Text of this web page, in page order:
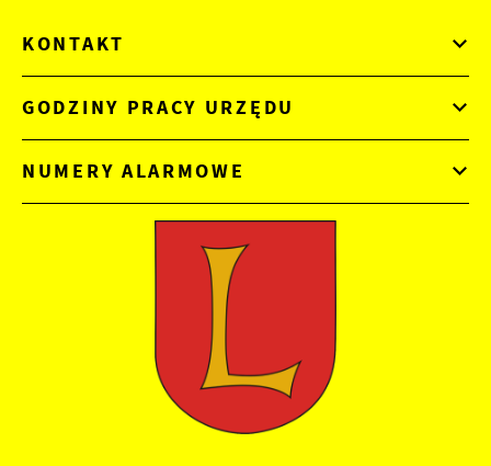
KONTAKT
GODZINY PRACY URZĘDU
NUMERY ALARMOWE